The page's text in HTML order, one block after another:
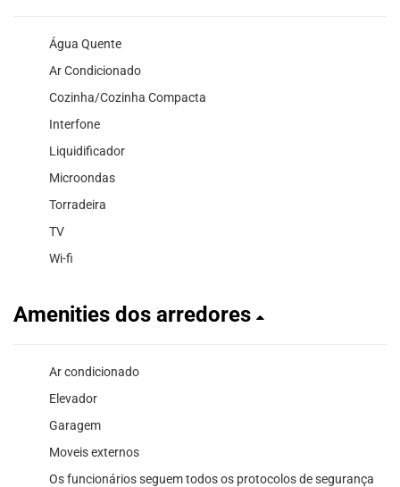
Água Quente
Ar Condicionado
Cozinha/Cozinha Compacta
Interfone
Liquidificador
Microondas
Torradeira
TV
Wi-fi
Amenities dos arredores
Ar condicionado
Elevador
Garagem
Moveis externos
Os funcionários seguem todos os protocolos de segurança